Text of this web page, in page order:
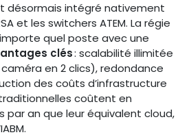
désormais intégré nativement
et les switchers ATEM. La régie
quel poste avec une
clés: scalabilité illimitée
en 2 clics), redondance
des coûts d’infrastructure
coûtent en
par an que leur équivalent cloud,